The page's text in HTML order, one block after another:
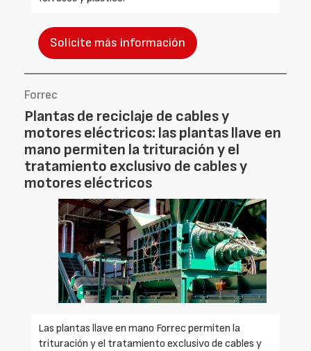
Solicite más información
Forrec
Plantas de reciclaje de cables y
motores eléctricos: las plantas llave en
mano permiten la trituración y el
tratamiento exclusivo de cables y
motores eléctricos
Las plantas llave en mano Forrec permiten la
trituración y el tratamiento exclusivo de cables y